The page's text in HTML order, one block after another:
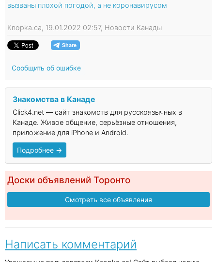
вызваны плохой погодой, а не коронавирусом
Knopka.ca, 19.01.2022 02:57, Новости Канады
Сообщить об ошибке
Знакомства в Канаде
Click4.net — сайт знакомств для русскоязычных в
Канаде. Живое общение, серьёзные отношения,
приложение для iPhone и Android.
Подробнее →
Доски объявлений Торонто
Смотреть все объявления
Написать комментарий